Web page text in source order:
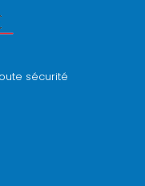
sécurité